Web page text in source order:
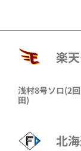
楽
浅村8号ソロ(2回
田)
北